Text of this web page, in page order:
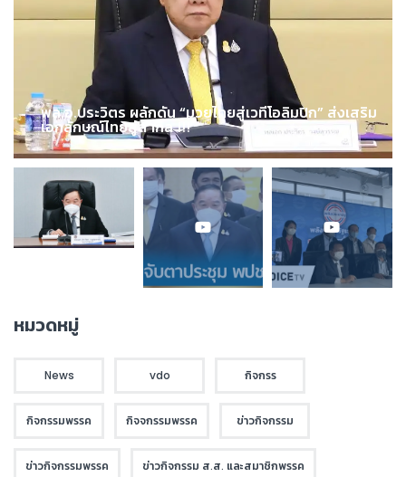
พล.อ.ประวิตร ผลักดัน “มวยไทยสู่เวทีโอลิมปิก” ส่งเสริม
เอกลักษณ์ไทยสู่สากล !!!
หมวดหมู่
News vdo กิจกรร
กิจกรรมพรรค กิจจกรรมพรรค ข่าวกิจกรรม
ข่าวกิจกรรมพรรค ข่าวกิจกรรม ส.ส. และสมาชิกพรรค